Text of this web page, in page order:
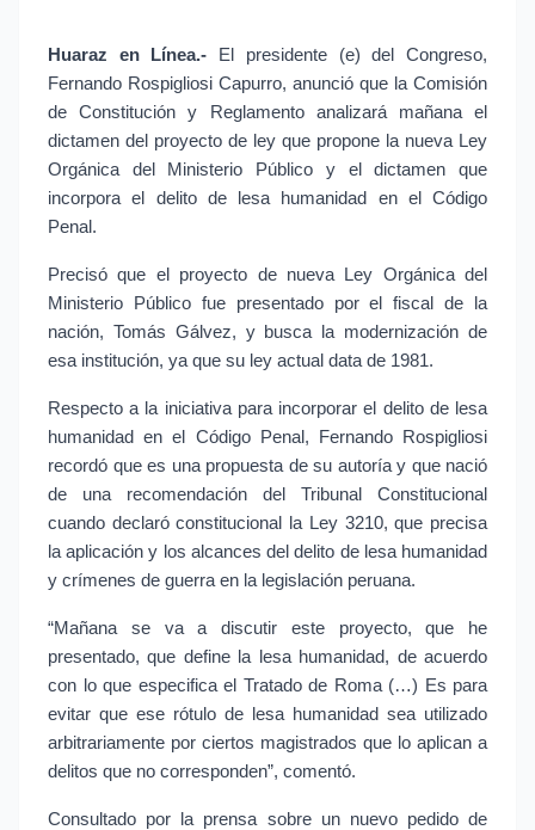
Huaraz en Línea.- El presidente (e) del Congreso,
Fernando Rospigliosi Capurro, anunció que la Comisión
de Constitución y Reglamento analizará mañana el
dictamen del proyecto de ley que propone la nueva Ley
Orgánica del Ministerio Público y el dictamen que
incorpora el delito de lesa humanidad en el Código
Penal.
Precisó que el proyecto de nueva Ley Orgánica del
Ministerio Público fue presentado por el fiscal de la
nación, Tomás Gálvez, y busca la modernización de
esa institución, ya que su ley actual data de 1981.
Respecto a la iniciativa para incorporar el delito de lesa
humanidad en el Código Penal, Fernando Rospigliosi
recordó que es una propuesta de su autoría y que nació
de una recomendación del Tribunal Constitucional
cuando declaró constitucional la Ley 3210, que precisa
la aplicación y los alcances del delito de lesa humanidad
y crímenes de guerra en la legislación peruana.
“Mañana se va a discutir este proyecto, que he
presentado, que define la lesa humanidad, de acuerdo
con lo que especifica el Tratado de Roma (…) Es para
evitar que ese rótulo de lesa humanidad sea utilizado
arbitrariamente por ciertos magistrados que lo aplican a
delitos que no corresponden”, comentó.
Consultado por la prensa sobre un nuevo pedido de